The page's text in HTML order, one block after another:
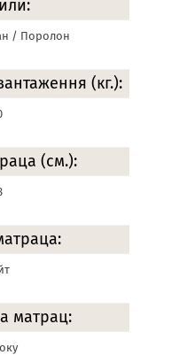
/ Поролон
(кг.):
(см.):
матрац: